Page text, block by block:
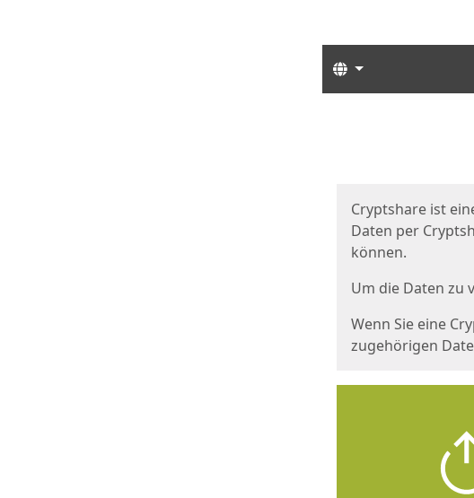
Sprachen
Cryptshare ist
Daten per
können.
Um die Daten zu
Wenn Sie eine
zugehörigen